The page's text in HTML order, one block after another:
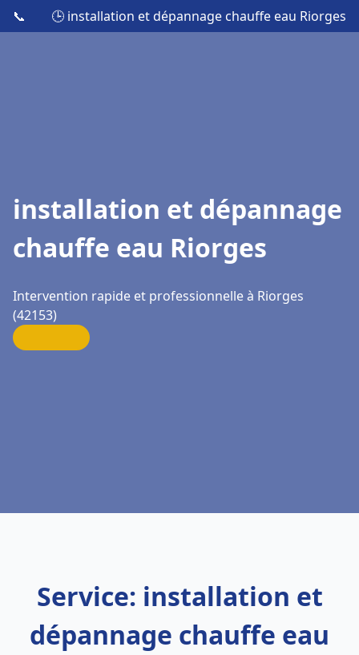
📞 🕒 installation et dépannage chauffe eau Riorges
installation et dépannage
chauffe eau Riorges
Intervention rapide et professionnelle à Riorges
(42153)
Service: installation et
dépannage chauffe eau